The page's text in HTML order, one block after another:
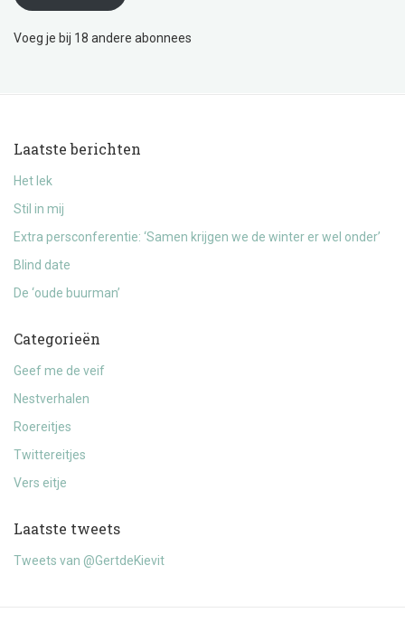
Voeg je bij 18 andere abonnees
Laatste berichten
Het lek
Stil in mij
Extra persconferentie: ‘Samen krijgen we de winter er wel onder’
Blind date
De ‘oude buurman’
Categorieën
Geef me de veif
Nestverhalen
Roereitjes
Twittereitjes
Vers eitje
Laatste tweets
Tweets van @GertdeKievit